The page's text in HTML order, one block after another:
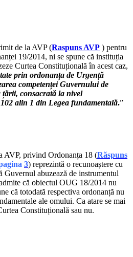
de la AVP (Raspuns AVP ) pentru
19/2014, ni se spune că instituția
Curtea Constituțională în acest caz,
prin ordonanța de Urgență
competenței Guvernului de
consacrată la nivel
alin 1 din Legea fundamentală.”
AVP, privind Ordonanța 18 (Răspuns
3) reprezintă o recunoaștere cu
Guvernul abuzează de instrumentul
că obiectul OUG 18/2014 nu
că totodată respectiva ordonanță nu
ale omului. Ca atare se mai
Constituțională sau nu.